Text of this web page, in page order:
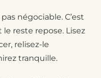
négociable. C’est
reste repose. Lisez
relisez-le
tranquille.